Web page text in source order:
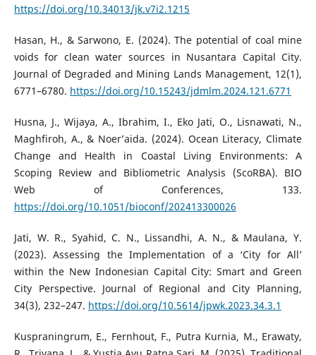
https://doi.org/10.34013/jk.v7i2.1215
Hasan, H., & Sarwono, E. (2024). The potential of coal mine
voids for clean water sources in Nusantara Capital City.
Journal of Degraded and Mining Lands Management, 12(1),
6771–6780. https://doi.org/10.15243/jdmlm.2024.121.6771
Husna, J., Wijaya, A., Ibrahim, I., Eko Jati, O., Lisnawati, N.,
Maghfiroh, A., & Noer’aida. (2024). Ocean Literacy, Climate
Change and Health in Coastal Living Environments: A
Scoping Review and Bibliometric Analysis (ScoRBA). BIO
Web of Conferences, 133.
https://doi.org/10.1051/bioconf/202413300026
Jati, W. R., Syahid, C. N., Lissandhi, A. N., & Maulana, Y.
(2023). Assessing the Implementation of a ‘City for All’
within the New Indonesian Capital City: Smart and Green
City Perspective. Journal of Regional and City Planning,
34(3), 232–247. https://doi.org/10.5614/jpwk.2023.34.3.1
Kuspraningrum, E., Fernhout, F., Putra Kurnia, M., Erawaty,